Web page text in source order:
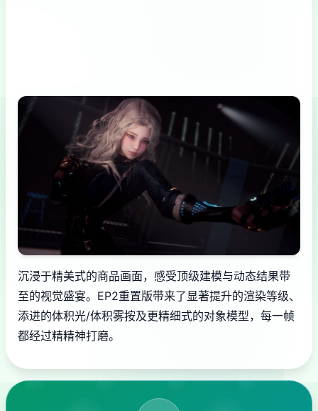
沉浸于精美式的商品画面，感受顶级建模与动态结果带
至的视觉盛宴。EP2重置版带来了显著提升的渲染等级、
添进的体积光/体积雾按及更精细式的对象模型，每一帧
都经过精精神打磨。